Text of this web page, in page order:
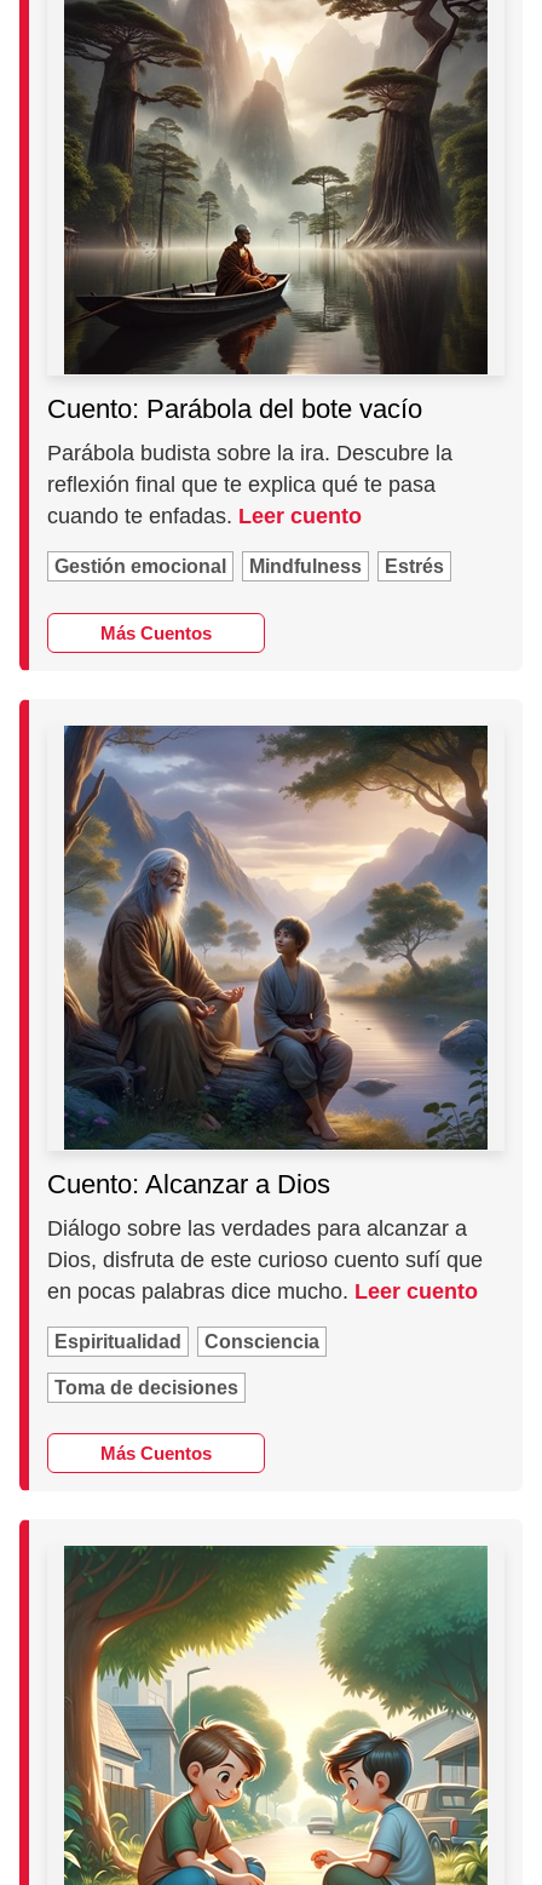
Cuento: Parábola del bote vacío
Parábola budista sobre la ira. Descubre la
reflexión final que te explica qué te pasa
cuando te enfadas. Leer cuento
Gestión emocional Mindfulness Estrés
Más Cuentos
Cuento: Alcanzar a Dios
Diálogo sobre las verdades para alcanzar a
Dios, disfruta de este curioso cuento sufí que
en pocas palabras dice mucho. Leer cuento
Espiritualidad Consciencia
Toma de decisiones
Más Cuentos